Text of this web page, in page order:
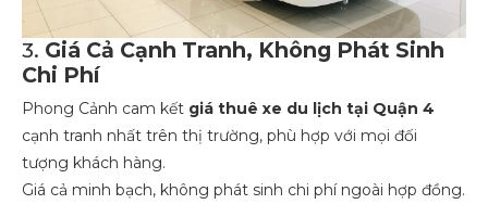
3. Giá Cả Cạnh Tranh, Không Phát Sinh
Chi Phí
Phong Cảnh cam kết giá thuê xe du lịch tại Quận 4
cạnh tranh nhất trên thị trường, phù hợp với mọi đối
tượng khách hàng.
Giá cả minh bạch, không phát sinh chi phí ngoài hợp đồng.